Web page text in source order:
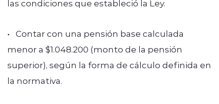
las condiciones que estableció la Ley.
• Contar con una pensión base calculada
menor a $1.048.200 (monto de la pensión
superior), según la forma de cálculo definida en
la normativa.